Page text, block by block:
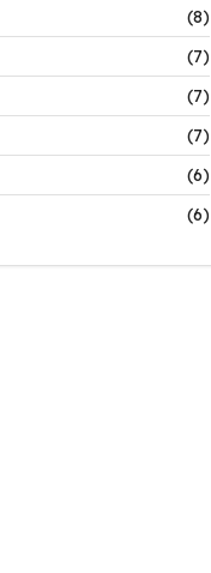
(8)
(7)
(7)
(7)
(6)
(6)